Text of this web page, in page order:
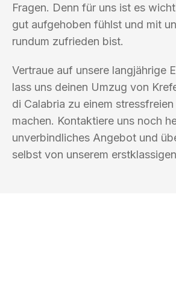
Fragen. Denn für uns ist es
gut aufgehoben fühlst und mit
rundum zufrieden bist.
Vertraue auf unsere langjährige
lass uns deinen Umzug von
di Calabria zu einem stressfreien
machen. Kontaktiere uns noch
unverbindliches Angebot und
selbst von unserem